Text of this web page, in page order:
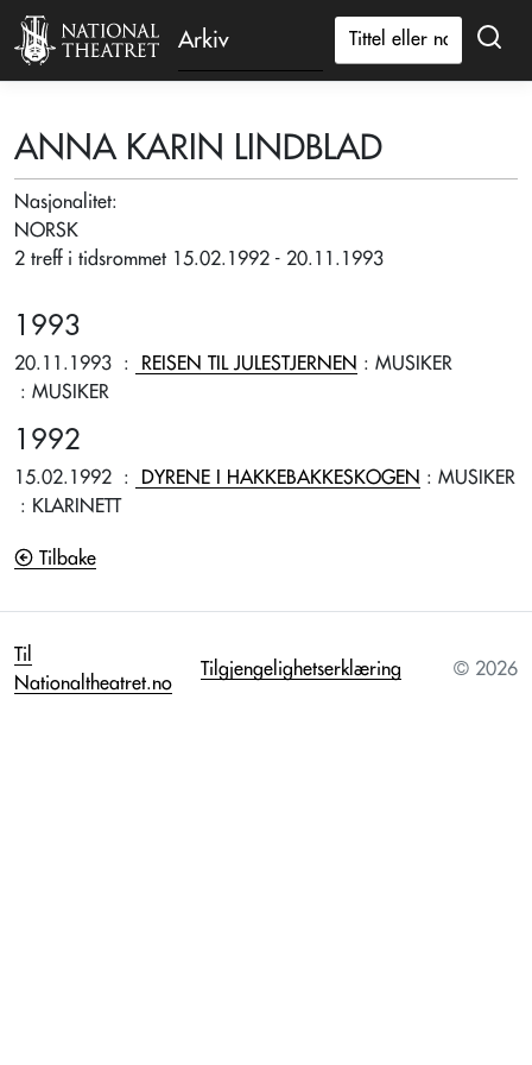
Arkiv
ANNA KARIN LINDBLAD
Nasjonalitet:
NORSK
2 treff i tidsrommet 15.02.1992 - 20.11.1993
1993
20.11.1993 : REISEN TIL JULESTJERNEN : MUSIKER
: MUSIKER
1992
15.02.1992 : DYRENE I HAKKEBAKKESKOGEN : MUSIKER
: KLARINETT
Tilbake
Til
Nationaltheatret.no
Tilgjengelighetserklæring © 2026